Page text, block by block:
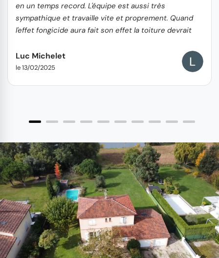
en un temps record. L'équipe est aussi très
sympathique et travaille vite et proprement. Quand
l'effet fongicide aura fait son effet la toiture devrait
vivement
Luc Michelet
le 13/02/2025